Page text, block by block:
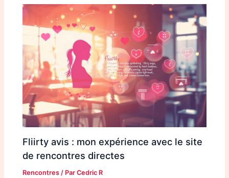
Fliirty avis : mon expérience avec le site
de rencontres directes
Rencontres / ParCedric R